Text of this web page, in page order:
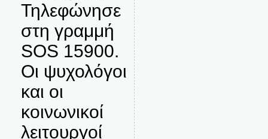
Τηλεφώνησε
στη γραμμή
SOS 15900.
Οι ψυχολόγοι
και οι
κοινωνικοί
λειτουργοί